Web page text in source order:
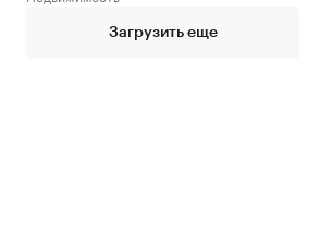
Загрузить еще